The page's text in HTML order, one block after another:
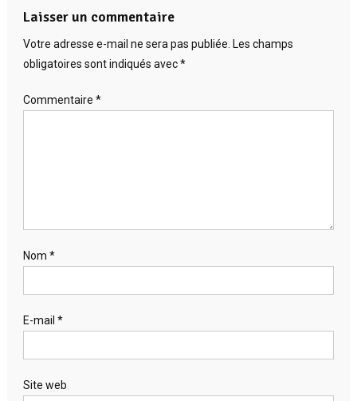
Laisser un commentaire
Votre adresse e-mail ne sera pas publiée. Les champs
obligatoires sont indiqués avec*
Commentaire *
Nom *
E-mail *
Site web